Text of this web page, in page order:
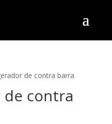
de contra barra
contra